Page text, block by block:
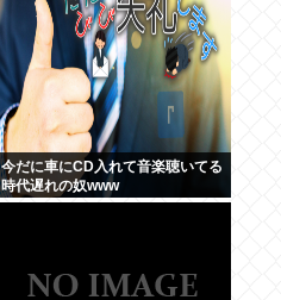
今だに車にCD入れて音楽聴いてる
時代遅れの奴www